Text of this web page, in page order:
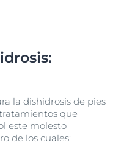
la dishidrosis de pies
que
este molesto
de los cuales: